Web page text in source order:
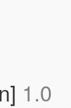
1.0